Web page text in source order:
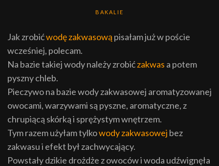
BAKALIE
Jak zrobićwodę zakwasową pisałam już w poście
wcześniej, polecam.
Na bazie takiej wody należy zrobićzakwas a potem
pyszny chleb.
Pieczywo na bazie wody zakwasowej aromatyzowanej
owocami, warzywami są pyszne, aromatyczne, z
chrupiącą skórką i sprężystym wnętrzem.
Tym razem użyłam tylkowody zakwasowej bez
zakwasu i efekt był zachwycający.
Powstały dzikie drożdże z owoców i woda udźwignęła